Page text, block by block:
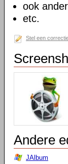
ook
etc.
Stel een
Andere
JAlbum